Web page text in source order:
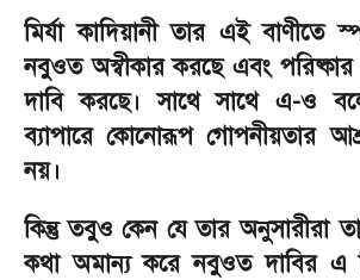
মির্যা কাদিয়ানী তার এই বাণীতে
নবুওত অস্বীকার করছে এবং পরিষ্কার
দাবি করছে। সাথে সাথে এ-ও
ব্যাপারে কোনোরূপ গোপনীয়তার
নয়।
কিন্তু তবুও কেন যে তার অনুসারীরা
কথা অমান্য করে নবুওত দাবির এ